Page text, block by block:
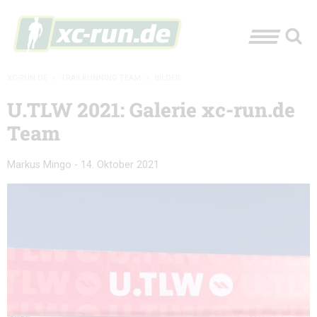
U.TLW 2021: Galerie xc-run.de
Team
Markus Mingo - 14. Oktober 2021